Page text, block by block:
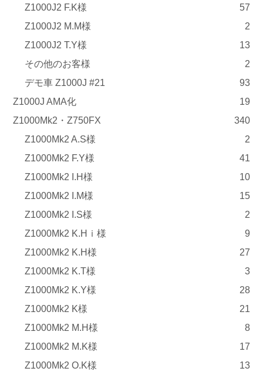
Z1000J2 F.K様
57
Z1000J2 M.M様
2
Z1000J2 T.Y様
13
その他のお客様
2
デモ車 Z1000J #21
93
Z1000J AMA化
19
Z1000Mk2・Z750FX
340
Z1000Mk2 A.S様
2
Z1000Mk2 F.Y様
41
Z1000Mk2 I.H様
10
Z1000Mk2 I.M様
15
Z1000Mk2 I.S様
2
Z1000Mk2 K.Hｉ様
9
Z1000Mk2 K.H様
27
Z1000Mk2 K.T様
3
Z1000Mk2 K.Y様
28
Z1000Mk2 K様
21
Z1000Mk2 M.H様
8
Z1000Mk2 M.K様
17
Z1000Mk2 O.K様
13